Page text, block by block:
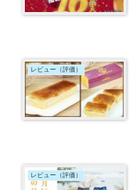
レビュー（評価）
レビュー（評価）